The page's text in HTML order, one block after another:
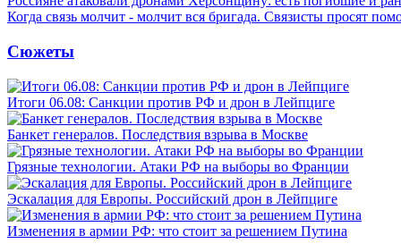
Когда связь молчит - молчит вся бригада. Связисты просят
Сюжеты
Итоги 06.08: Санкции против РФ и дрон в Лейпциге
Банкет генералов. Последствия взрыва в Москве
Грязные технологии. Атаки РФ на выборы во Франции
Эскалация для Европы. Российский дрон в Лейпциге
Изменения в армии РФ: что стоит за решением Путина